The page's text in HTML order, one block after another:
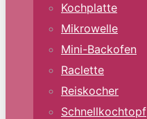
Kochplatte
Mikrowelle
Mini-Backofen
Raclette
Reiskocher
Schnellkochtopf